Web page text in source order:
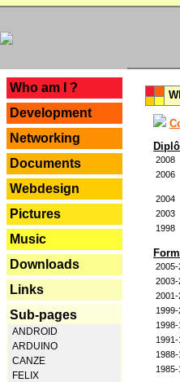
Who am I ?
Development
Networking
Documents
Webdesign
Pictures
Music
Downloads
Links
Sub-pages
ANDROID
ARDUINO
CANZE
FELIX
2008
2006
2004
2003
1998
2005-
2003-
2001-
1999-
1988-